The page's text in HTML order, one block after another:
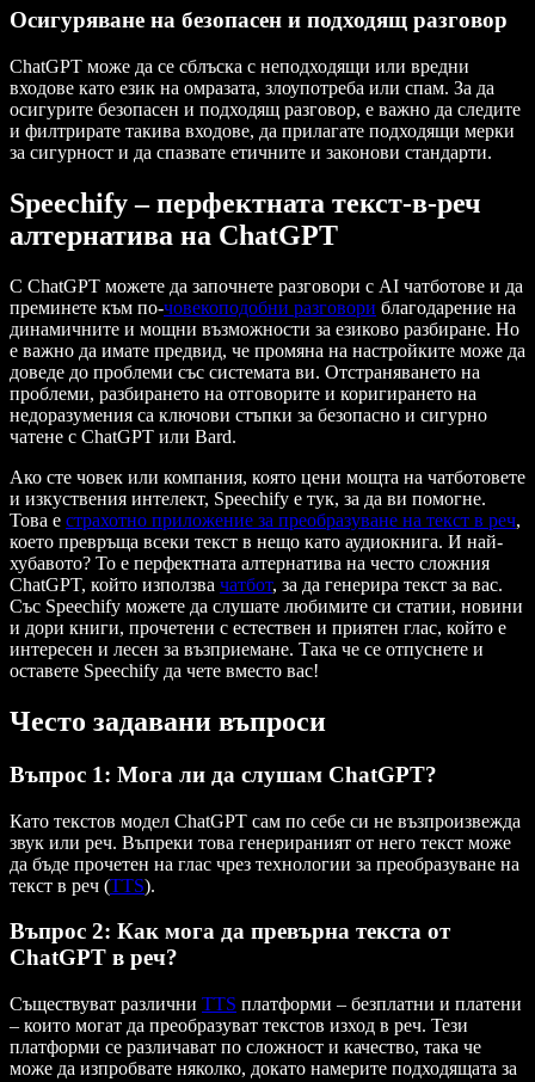
Осигуряване на безопасен и подходящ разговор
ChatGPT може да се сблъска с неподходящи или вредни
входове като език на омразата, злоупотреба или спам. За да
осигурите безопасен и подходящ разговор, е важно да следите
и филтрирате такива входове, да прилагате подходящи мерки
за сигурност и да спазвате етичните и законови стандарти.
Speechify – перфектната текст-в-реч
алтернатива на ChatGPT
С ChatGPT можете да започнете разговори с AI чатботове и да
преминете към по-човекоподобни разговори благодарение на
динамичните и мощни възможности за езиково разбиране. Но
е важно да имате предвид, че промяна на настройките може да
доведе до проблеми със системата ви. Отстраняването на
проблеми, разбирането на отговорите и коригирането на
недоразумения са ключови стъпки за безопасно и сигурно
чатене с ChatGPT или Bard.
Ако сте човек или компания, която цени мощта на чатботовете
и изкуствения интелект, Speechify е тук, за да ви помогне.
Това е страхотно приложение за преобразуване на текст в реч,
което превръща всеки текст в нещо като аудиокнига. И най-
хубавото? То е перфектната алтернатива на често сложния
ChatGPT, който използва чатбот, за да генерира текст за вас.
Със Speechify можете да слушате любимите си статии, новини
и дори книги, прочетени с естествен и приятен глас, който е
интересен и лесен за възприемане. Така че се отпуснете и
оставете Speechify да чете вместо вас!
Често задавани въпроси
Въпрос 1: Мога ли да слушам ChatGPT?
Като текстов модел ChatGPT сам по себе си не възпроизвежда
звук или реч. Въпреки това генерираният от него текст може
да бъде прочетен на глас чрез технологии за преобразуване на
текст в реч (TTS).
Въпрос 2: Как мога да превърна текста от
ChatGPT в реч?
Съществуват различни TTS платформи – безплатни и платени
– които могат да преобразуват текстов изход в реч. Тези
платформи се различават по сложност и качество, така че
може да изпробвате няколко, докато намерите подходящата за